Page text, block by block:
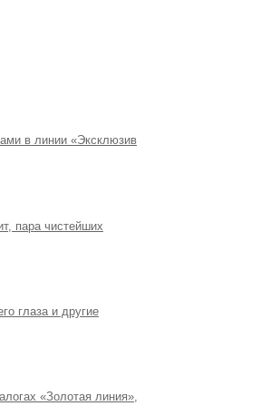
в линии «Эксклюзив
пара чистейших
глаза и другие
«Золотая линия»,